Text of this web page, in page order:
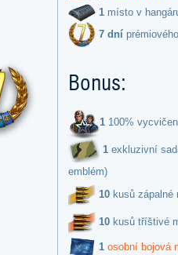
1 místo v
7 dní
Bonus:
1 100%
1 exkluzivní
emblém)
10 kusů zápalné
10 kusů tříštivé
1 osobní bojová